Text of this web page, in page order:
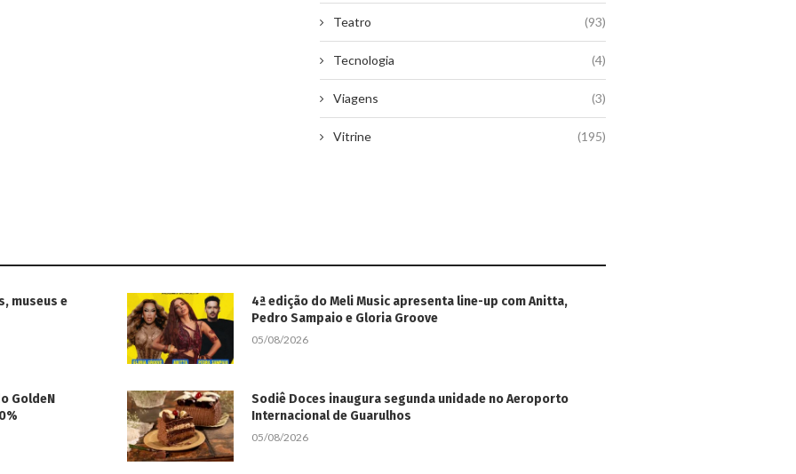
Teatro (93)
Tecnologia (4)
Viagens (3)
Vitrine (195)
museus e
4ª edição do Meli Music apresenta line-up com Anitta,
Pedro Sampaio e Gloria Groove
05/08/2026
GoldeN
Sodiê Doces inaugura segunda unidade no Aeroporto
Internacional de Guarulhos
05/08/2026